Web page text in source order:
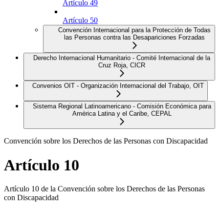
Artículo 49
Artículo 50
Convención Internacional para la Protección de Todas
las Personas contra las Desapariciones Forzadas
Derecho Internacional Humanitario - Comité Internacional de la
Cruz Roja, CICR
Convenios OIT - Organización Internacional del Trabajo, OIT
Sistema Regional Latinoamericano - Comisión Económica para
América Latina y el Caribe, CEPAL
Convención sobre los Derechos de las Personas con Discapacidad
Artículo 10
Artículo 10 de la Convención sobre los Derechos de las Personas
con Discapacidad